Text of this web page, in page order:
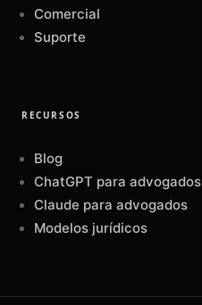
Comercial
Suporte
RECURSOS
Blog
ChatGPT para advogados
Claude para advogados
Modelos jurídicos